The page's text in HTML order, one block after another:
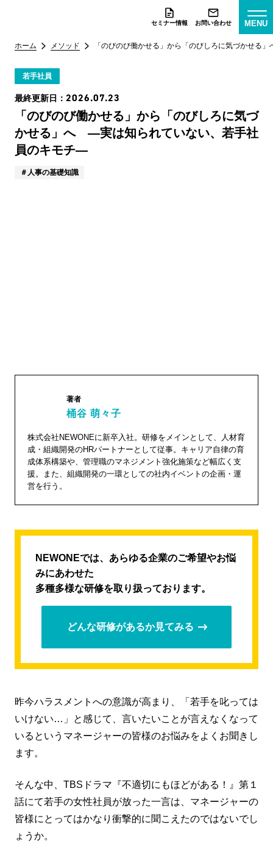
セミナー情報 お問い合わせ MENU
ホーム メソッド 「のびのび働かせる」から「のびしろに気づかせ
若手社員
最終更新日： 2026.07.23
「のびのび働かせる」から「のびしろに気づ
かせる」へ ―実は知られていない、若手社
員のキモチ―
人事の基礎知識
桶谷
萌々子"
width="1
04"
height="
著者
桶谷 萌々子
株式会社NEWONEに新卒入社。研修をメインとして、人材育
成・組織開発のHRパートナーとして従事。キャリア自律の育
成体系構築や、管理職のマネジメント強化施策など幅広く支
援。また、組織開発の一環としての社内イベントの企画・運
営を行う。
NEWONEでは、あらゆる企業のご希望やお悩
みにあわせた
多種多様な研修を取り扱っております。
どんな研修があるか見てみる
昨今ハラスメントへの意識が高まり、「若手を叱っては
いけない…」と感じて、言いたいことが言えなくなって
いるというマネージャーの皆様のお悩みをよくお聞きし
ます。
そんな中、TBSドラマ『不適切にもほどがある！』第１
話にて若手の女性社員が放った一言は、マネージャーの
皆様にとってはかなり衝撃的に聞こえたのではないでし
ょうか。